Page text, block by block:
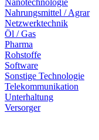
Nanotechnologie
Nahrungsmittel / Agrar
Netzwerktechnik
Öl / Gas
Pharma
Rohstoffe
Software
Sonstige Technologie
Telekommunikation
Unterhaltung
Versorger